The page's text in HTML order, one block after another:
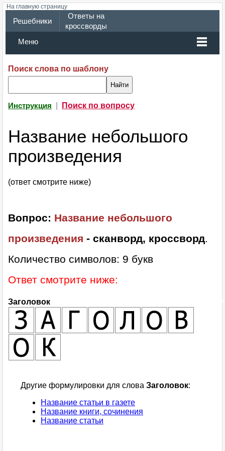
На главную страницу
Решебники
Ответы на
кроссворды
Меню
Поиск слова по шаблону
Инструкция Поиск по вопросу
Название небольшого
произведения
(ответ смотрите ниже)
Вопрос: Название небольшого
произведения - сканворд, кроссворд.
Количество символов: 9 букв
Ответ смотрите ниже:
Заголовок
Другие формулировки для слова Заголовок:
Название статьи в газете
Название книги, сочинения
Название статьи